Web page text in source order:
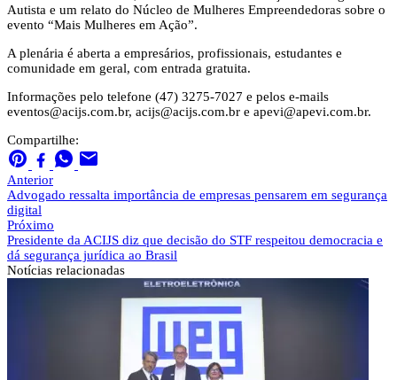
Autista e um relato do Núcleo de Mulheres Empreendedoras sobre o
evento “Mais Mulheres em Ação”.
A plenária é aberta a empresários, profissionais, estudantes e
comunidade em geral, com entrada gratuita.
Informações pelo telefone (47) 3275-7027 e pelos e-mails
eventos@acijs.com.br, acijs@acijs.com.br e apevi@apevi.com.br.
Compartilhe:
Anterior
Advogado ressalta importância de empresas pensarem em segurança
digital
Próximo
Presidente da ACIJS diz que decisão do STF respeitou democracia e
dá segurança jurídica ao Brasil
Notícias relacionadas